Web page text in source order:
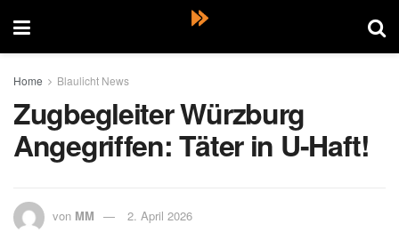
Home Blaulicht News
Zugbegleiter Würzburg
Angegriffen: Täter in U-Haft!
von MM 2. April 2026